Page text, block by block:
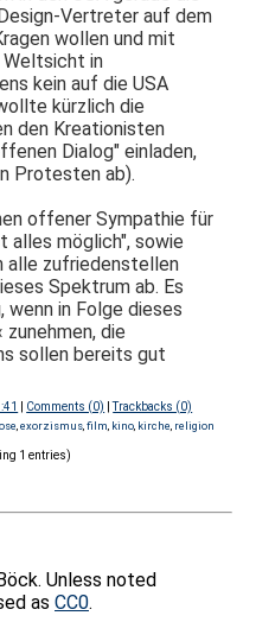
Vertreter auf dem
wollen und mit
in
kein auf die USA
kürzlich die
den Kreationisten
Dialog" einladen,
Protesten ab).
offener Sympathie für
alles möglich", sowie
alle zufriedenstellen
Spektrum ab. Es
wenn in Folge dieses
die
sollen bereits gut
Comments (0) |Trackbacks (0)
exorzismus, film kino, kirche religion
1 entries)
Unless noted
as CC0.